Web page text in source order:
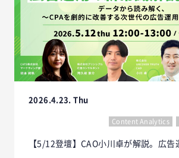
2026.4.23. Thu
Content Analytics
【5/12登壇】CAO小川卓が解説。広告